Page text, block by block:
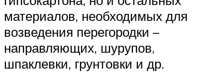
материалов, необходимых для
возведения перегородки –
направляющих, шурупов,
шпаклевки, грунтовки и др.